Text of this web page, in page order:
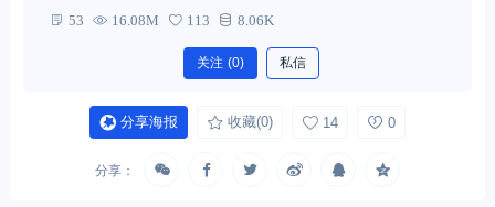
税领域的研究，为读者提供真正有价值的业内观点。 联系微信：ui-
53 16.08M 113 8.06K
关注 (0) 私信
分享海报 收藏(0) 14 0
分享：